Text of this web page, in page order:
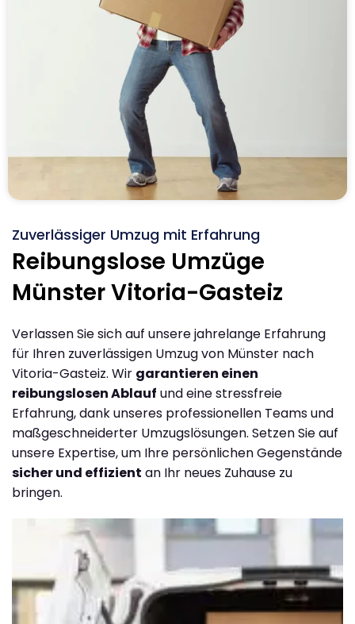
Zuverlässiger Umzug mit Erfahrung
Reibungslose Umzüge
Münster Vitoria-Gasteiz
Verlassen Sie sich auf unsere jahrelange Erfahrung
für Ihren zuverlässigen Umzug von Münster nach
Vitoria-Gasteiz. Wir garantieren einen
reibungslosen Ablauf und eine stressfreie
Erfahrung, dank unseres professionellen Teams und
maßgeschneiderter Umzugslösungen. Setzen Sie auf
unsere Expertise, um Ihre persönlichen Gegenstände
sicher und effizient an Ihr neues Zuhause zu
bringen.